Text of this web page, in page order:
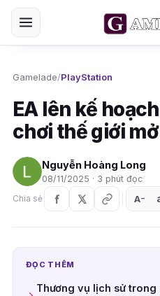
Gamelade/PlayStation
EA lên kế
chơi thế giới
Nguyễn Hoàng Long
08/11/2025 · 3 phút đọc
Chia sẻ
A−
ĐỌC THÊM
Thương vụ lịch sử